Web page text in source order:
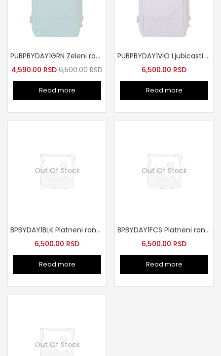
PUBPBYDAY1GRN Zeleni ranac za laptop
4,590.00 RSD 6,500.00RSD
Read more
PUBPBYDAY1VIO Ljubicasti ranac za laptop
6,500.00 RSD
Read more
Out Of Stock
BPBYDAY1BLK Platneni ranac
6,500.00 RSD
Read more
Out Of Stock
BPBYDAY1FCS Platneni ranac ciklama
6,500.00 RSD
Read more
Out Of Stock